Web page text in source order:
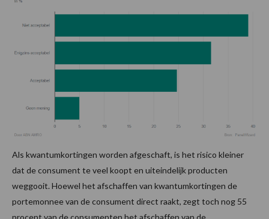
Als kwantumkortingen worden afgeschaft, is het risico kleiner
dat de consument te veel koopt en uiteindelijk producten
weggooit. Hoewel het afschaffen van kwantumkortingen de
portemonnee van de consument direct raakt, zegt toch nog 55
procent van de consumenten het afschaffen van de